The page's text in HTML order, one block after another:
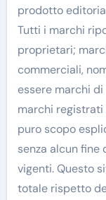
prodotto
Tutti i marchi
proprietari;
commerciali,
essere marchi
marchi registrati
puro scopo
senza alcun
vigenti. Questo
totale rispetto